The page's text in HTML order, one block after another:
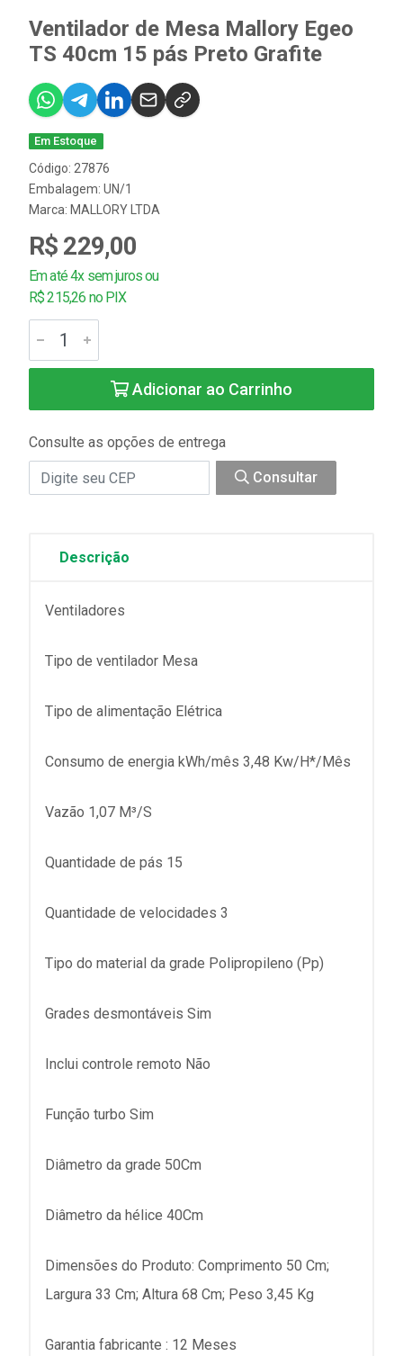
Ventilador de Mesa Mallory Egeo
TS 40cm 15 pás Preto Grafite
Em Estoque
Código: 27876
Embalagem: UN/1
Marca: MALLORY LTDA
R$ 229,00
Em até 4x sem juros ou
R$ 215,26 no PIX
Adicionar ao Carrinho
Consulte as opções de entrega
Consultar
Descrição
Ventiladores
Tipo de ventilador Mesa
Tipo de alimentação Elétrica
Consumo de energia kWh/mês 3,48 Kw/H*/Mês
Vazão 1,07 M³/S
Quantidade de pás 15
Quantidade de velocidades 3
Tipo do material da grade Polipropileno (Pp)
Grades desmontáveis Sim
Inclui controle remoto Não
Função turbo Sim
Diâmetro da grade 50Cm
Diâmetro da hélice 40Cm
Dimensões do Produto: Comprimento 50 Cm;
Largura 33 Cm; Altura 68 Cm; Peso 3,45 Kg
Garantia fabricante : 12 Meses